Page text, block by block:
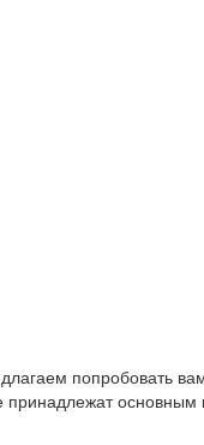
попробовать
основным